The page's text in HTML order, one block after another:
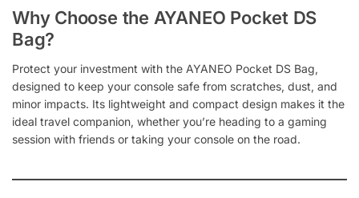
Why Choose the AYANEO Pocket DS
Bag?
Protect your investment with the AYANEO Pocket DS Bag,
designed to keep your console safe from scratches, dust, and
minor impacts. Its lightweight and compact design makes it the
ideal travel companion, whether you’re heading to a gaming
session with friends or taking your console on the road.